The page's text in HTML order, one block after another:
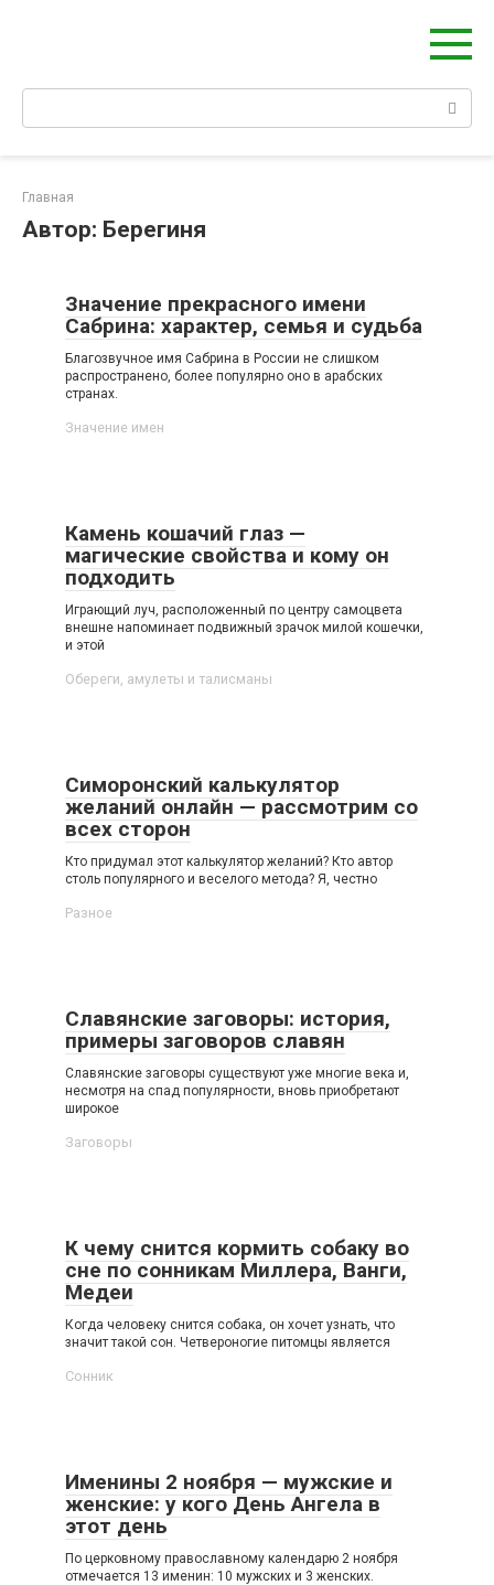
Главная
Автор: Берегиня
Значение прекрасного имени
Сабрина: характер, семья и судьба
Благозвучное имя Сабрина в России не слишком
распространено, более популярно оно в арабских
странах.
Значение имен
Камень кошачий глаз —
магические свойства и кому он
подходить
Играющий луч, расположенный по центру самоцвета
внешне напоминает подвижный зрачок милой кошечки,
и этой
Обереги, амулеты и талисманы
Симоронский калькулятор
желаний онлайн — рассмотрим со
всех сторон
Кто придумал этот калькулятор желаний? Кто автор
столь популярного и веселого метода? Я, честно
Разное
Славянские заговоры: история,
примеры заговоров славян
Славянские заговоры существуют уже многие века и,
несмотря на спад популярности, вновь приобретают
широкое
Заговоры
К чему снится кормить собаку во
сне по сонникам Миллера, Ванги,
Медеи
Когда человеку снится собака, он хочет узнать, что
значит такой сон. Четвероногие питомцы является
Сонник
Именины 2 ноября — мужские и
женские: у кого День Ангела в
этот день
По церковному православному календарю 2 ноября
отмечается 13 именин: 10 мужских и 3 женских.